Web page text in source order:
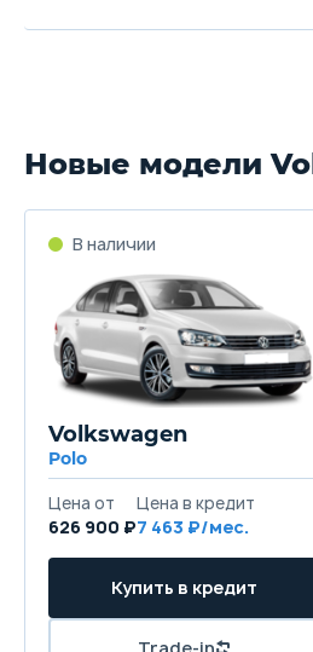
Новые модели
Volkswagen
Polo
626 900 ₽7 463